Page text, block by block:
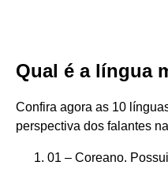
Qual é a língua
Confira agora as 10
perspectiva dos falantes
01 – Coreano.